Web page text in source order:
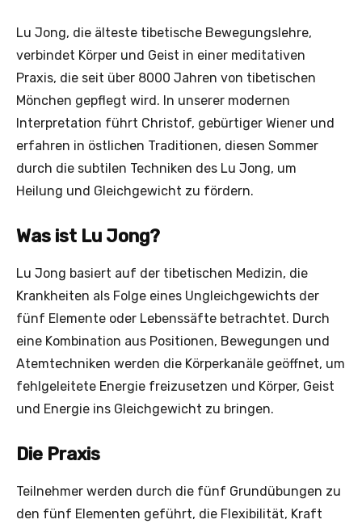
Lu Jong, die älteste tibetische Bewegungslehre,
verbindet Körper und Geist in einer meditativen
Praxis, die seit über 8000 Jahren von tibetischen
Mönchen gepflegt wird. In unserer modernen
Interpretation führt Christof, gebürtiger Wiener und
erfahren in östlichen Traditionen, diesen Sommer
durch die subtilen Techniken des Lu Jong, um
Heilung und Gleichgewicht zu fördern.
Was ist Lu Jong?
Lu Jong basiert auf der tibetischen Medizin, die
Krankheiten als Folge eines Ungleichgewichts der
fünf Elemente oder Lebenssäfte betrachtet. Durch
eine Kombination aus Positionen, Bewegungen und
Atemtechniken werden die Körperkanäle geöffnet, um
fehlgeleitete Energie freizusetzen und Körper, Geist
und Energie ins Gleichgewicht zu bringen.
Die Praxis
Teilnehmer werden durch die fünf Grundübungen zu
den fünf Elementen geführt, die Flexibilität, Kraft